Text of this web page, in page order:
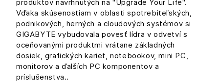
produktov navrhnutých na "Upgrade Your Life".
Vďaka skúsenostiam v oblasti spotrebiteľských,
podnikových, herných a cloudových systémov si
GIGABYTE vybudovala povesť lídra v odvetví s
oceňovanými produktmi vrátane základných
dosiek, grafických kariet, notebookov, mini PC,
monitorov a ďalších PC komponentov a
príslušenstva..